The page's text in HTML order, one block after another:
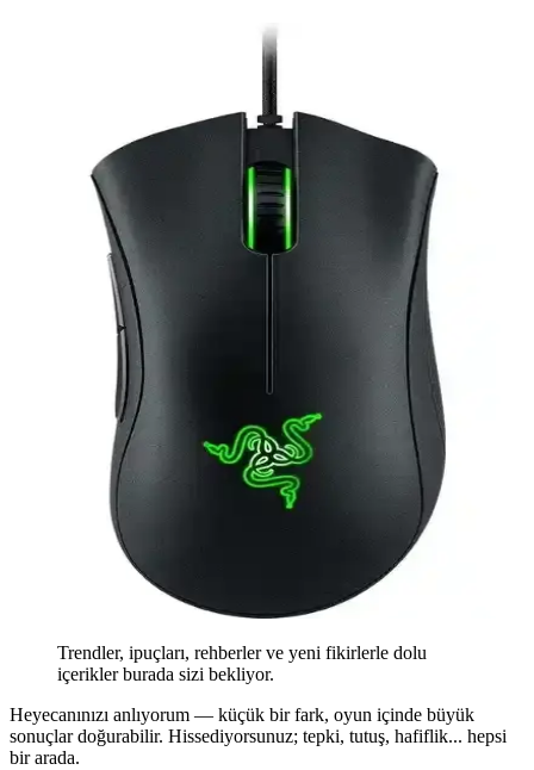
Trendler, ipuçları, rehberler ve yeni fikirlerle dolu
içerikler burada sizi bekliyor.
Heyecanınızı anlıyorum — küçük bir fark, oyun içinde büyük
sonuçlar doğurabilir. Hissediyorsunuz; tepki, tutuş, hafiflik... hepsi
bir arada.